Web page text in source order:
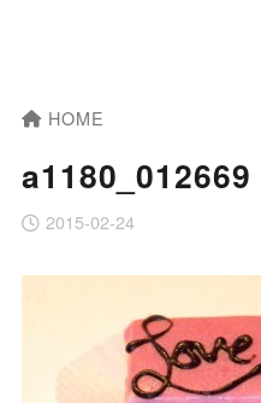
HOME
a1180_012669
2015-02-24